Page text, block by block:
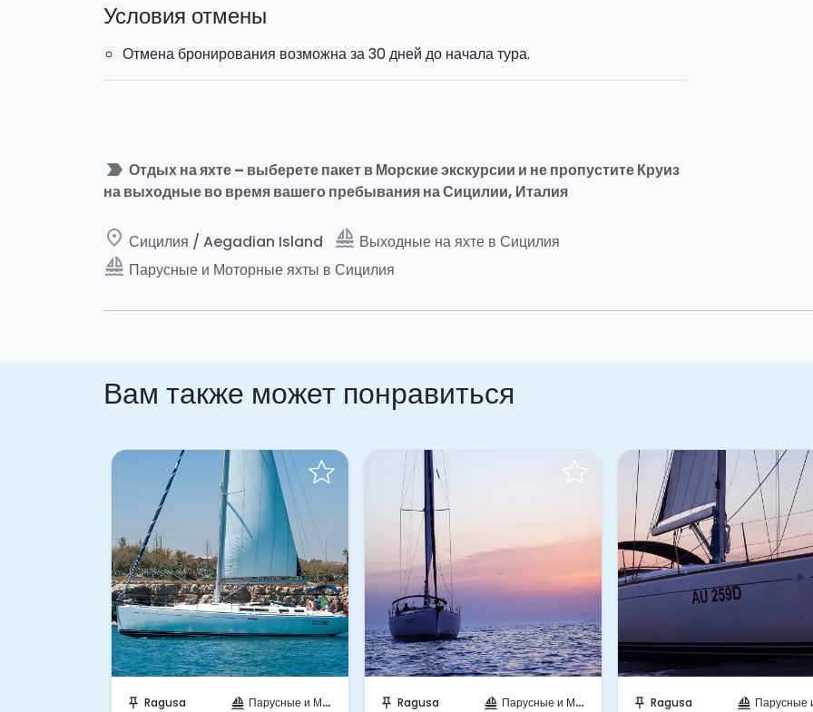
Условия отмены
Отмена бронирования возможна за 30 дней до начала тура.
label_important Отдых на яхте – выберете пакет в Морские экскурсии и не пропустите Круиз
на выходные во время вашего пребывания на Сицилии, Италия
place Сицилия / Aegadian Island sailing Выходные на яхте в Сицилия
sailing Парусные и Моторные яхты в Сицилия
Вам также может понравиться
push_pin Ragusa sailing Парусные и Моторные яхты push_pin Ragusa sailing Парусные и Моторные яхты push_pin Ragusa sailing Парусные и